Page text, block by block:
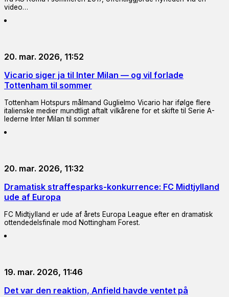
video…
20. mar. 2026, 11:52
Vicario siger ja til Inter Milan — og vil forlade
Tottenham til sommer
Tottenham Hotspurs målmand Guglielmo Vicario har ifølge flere
italienske medier mundtligt aftalt vilkårene for et skifte til Serie A-
lederne Inter Milan til sommer
20. mar. 2026, 11:32
Dramatisk straffesparks-konkurrence: FC Midtjylland
ude af Europa
FC Midtjylland er ude af årets Europa League efter en dramatisk
ottendedelsfinale mod Nottingham Forest.
19. mar. 2026, 11:46
Det var den reaktion, Anfield havde ventet på